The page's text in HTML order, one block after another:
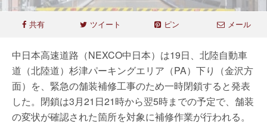
共有 ツイート ピン メール
中日本高速道路（NEXCO中日本）は19日、北陸自動車
道（北陸道）杉津パーキングエリア（PA）下り（金沢方
面）を、緊急の舗装補修工事のため一時閉鎖すると発表
した。閉鎖は3月21日21時から翌5時までの予定で、舗装
の変状が確認された箇所を対象に補修作業が行われる。